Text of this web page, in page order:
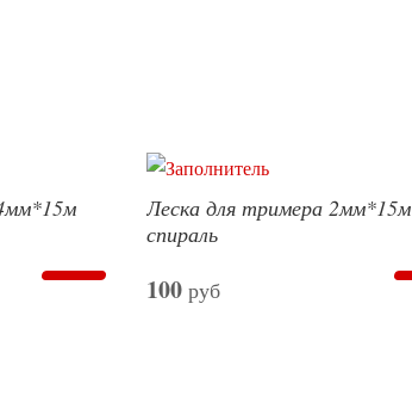
Леска для тримера 2мм*15м
спираль
100 руб